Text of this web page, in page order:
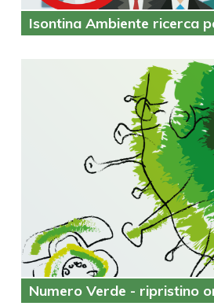
Isontina Ambiente ricerca
Numero Verde - ripristino